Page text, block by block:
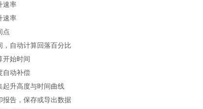
速率
速率
点
，自动计算回落百分比
开始时间
自动补偿
起升高度与时间曲线
报告，保存或导出数据